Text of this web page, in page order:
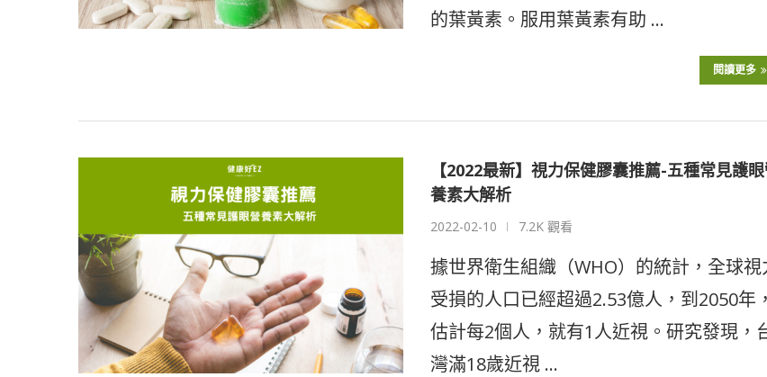
的葉黃素。服用葉黃素有助 …
閱讀更多
【2022最新】視力保健膠囊推薦-五種常見護
養素大解析
2022-02-10 7.2K 觀看
據世界衛生組織（WHO）的統計，全球視
受損的人口已經超過2.53億人，到2050年，
估計每2個人，就有1人近視。研究發現，
灣滿18歲近視 …